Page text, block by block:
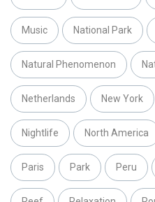
Music National Park
Natural Phenomenon
Netherlands New York
Nightlife North America
Paris Park Peru